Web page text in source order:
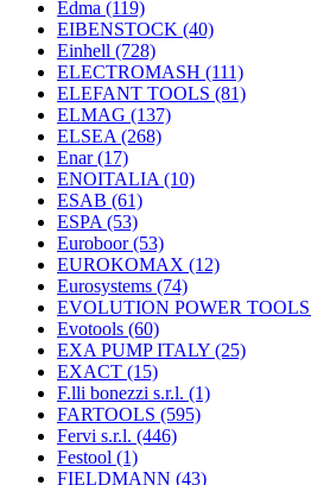
Edma (119)
EIBENSTOCK (40)
Einhell (728)
ELECTROMASH (111)
ELEFANT TOOLS (81)
ELMAG (137)
ELSEA (268)
Enar(17)
ENOITALIA (10)
ESAB (61)
ESPA (53)
Euroboor(53)
EUROKOMAX (12)
Eurosystems (74)
EVOLUTION POWER TOOLS
Evotools (60)
EXA PUMP ITALY (25)
EXACT (15)
F.lli bonezzi s.r.l. (1)
FARTOOLS (595)
Fervi s.r.l. (446)
Festool (1)
FIELDMANN (43)